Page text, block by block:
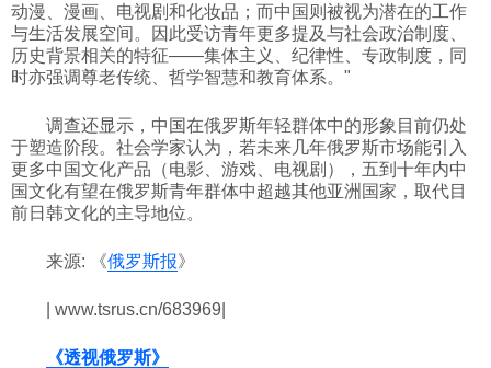
历史
旅游
动漫、漫画、电视剧和化妆品；而中国则被视为潜在的工作
与生活发展空间。因此受访青年更多提及与社会政治制度、
历史背景相关的特征——集体主义、纪律性、专政制度，同
时亦强调尊老传统、哲学智慧和教育体系。"
调查还显示，中国在俄罗斯年轻群体中的形象目前仍处
于塑造阶段。社会学家认为，若未来几年俄罗斯市场能引入
更多中国文化产品（电影、游戏、电视剧），五到十年内中
国文化有望在俄罗斯青年群体中超越其他亚洲国家，取代目
前日韩文化的主导地位。
来源: 《俄罗斯报》
| www.tsrus.cn/683969|
《透视俄罗斯》